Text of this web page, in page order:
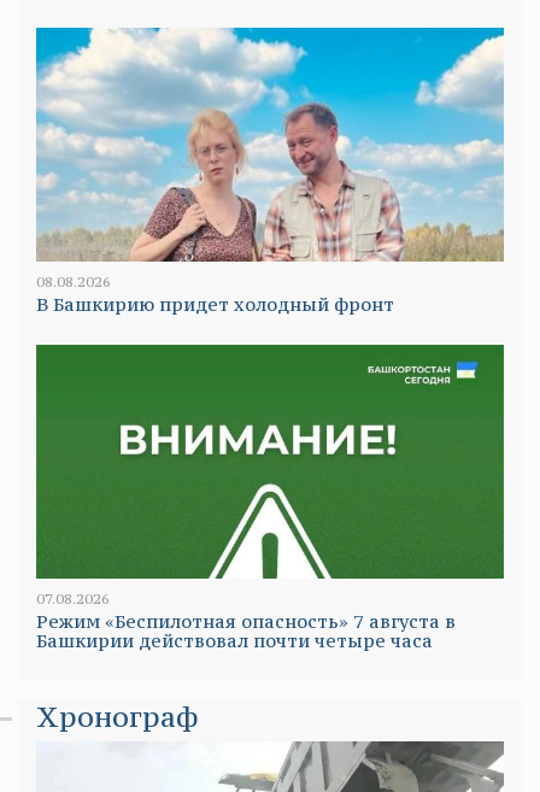
08.08.2026
В Башкирию придет холодный фронт
07.08.2026
Режим «Беспилотная опасность» 7 августа в
Башкирии действовал почти четыре часа
Хронограф